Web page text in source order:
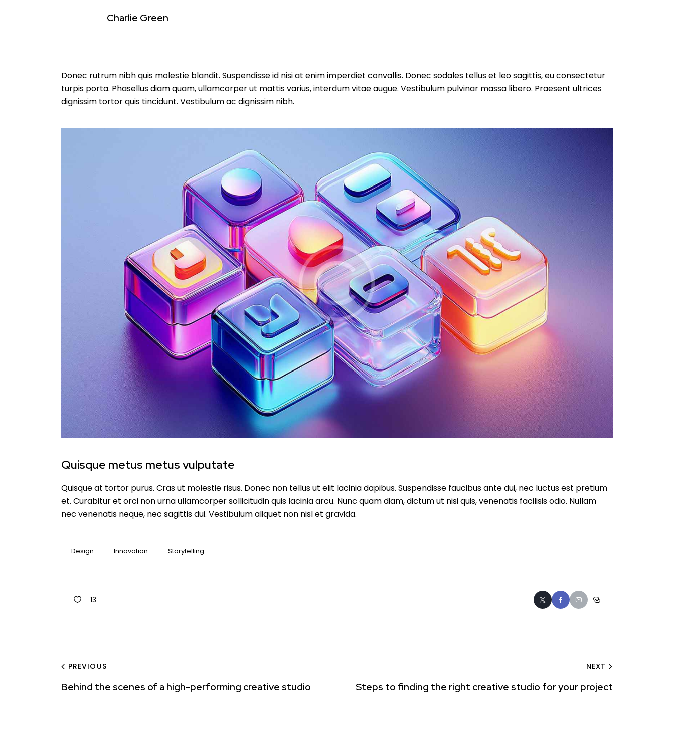
Charlie Green
Donec rutrum nibh quis molestie blandit. Suspendisse id nisi at enim imperdiet convallis. Donec sodales tellus et leo sagittis, eu consectetur
turpis porta. Phasellus diam quam, ullamcorper ut mattis varius, interdum vitae augue. Vestibulum pulvinar massa libero. Praesent ultrices
dignissim tortor quis tincidunt. Vestibulum ac dignissim nibh.
Quisque metus metus vulputate
Quisque at tortor purus. Cras ut molestie risus. Donec non tellus ut elit lacinia dapibus. Suspendisse faucibus ante dui, nec luctus est pretium
et. Curabitur et orci non urna ullamcorper sollicitudin quis lacinia arcu. Nunc quam diam, dictum ut nisi quis, venenatis facilisis odio. Nullam
nec venenatis neque, nec sagittis dui. Vestibulum aliquet non nisl et gravida.
Design Innovation Storytelling
13
PREVIOUS
Behind the scenes of a high-performing creative studio
NEXT
Steps to finding the right creative studio for your project